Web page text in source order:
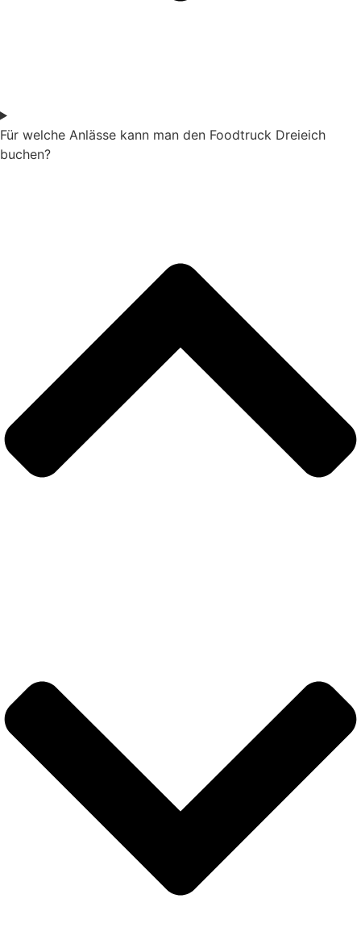
Für welche Anlässe kann man den Foodtruck Dreieich
buchen?